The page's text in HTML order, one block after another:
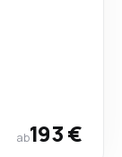
ab193 €